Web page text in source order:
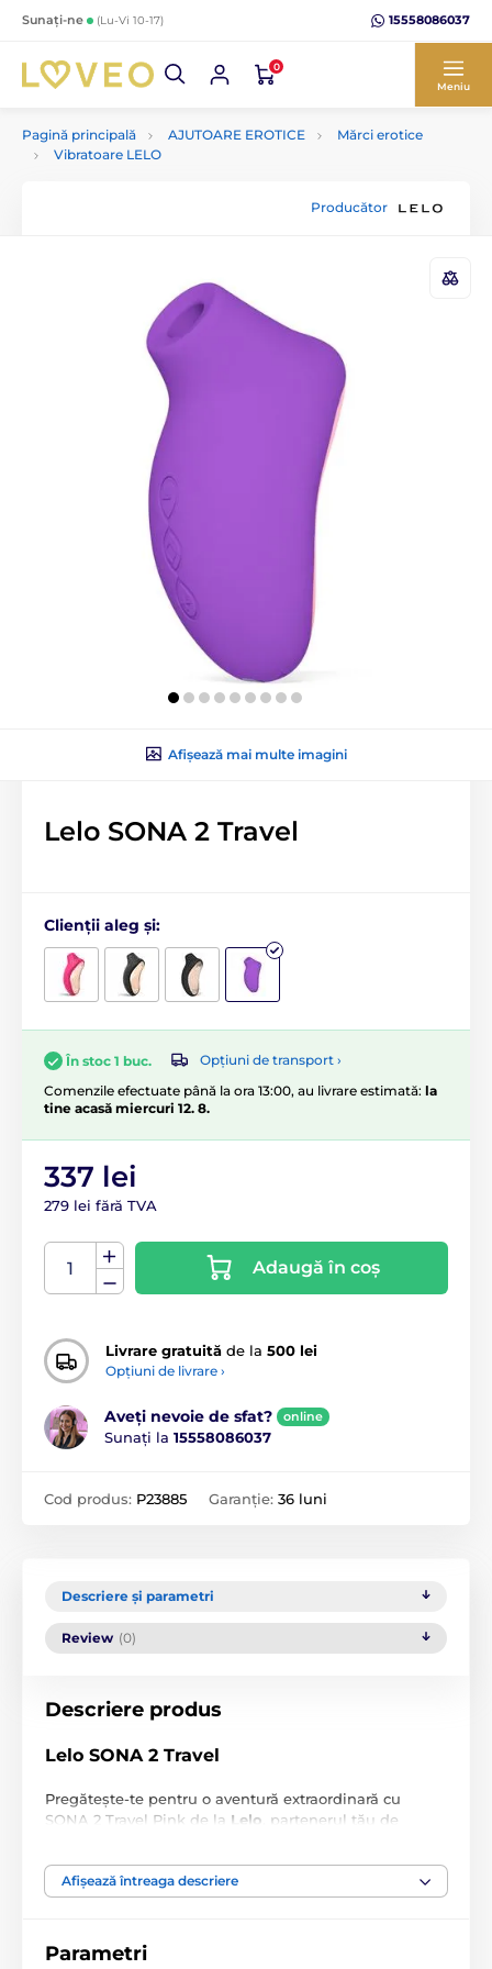
Sunați-ne (Lu-Vi 10-17) 15558086037
0
Meniu
Pagină principală AJUTOARE EROTICE
Mărci erotice
Vibratoare LELO
Producător
Afișează mai multe imagini
Lelo SONA 2 Travel
Clienții aleg și:
În stoc 1 buc.
Opțiuni de transport ›
Comenzile efectuate până la ora 13:00, au livrare estimată: la
tine acasă miercuri 12. 8.
337 lei
279 lei fără TVA
Adaugă în coș
Livrare gratuită de la 500 lei
Opțiuni de livrare ›
Aveți nevoie de sfat? online
Sunați la 15558086037
Cod produs: P23885 Garanție: 36 luni
Descriere și parametri
Review (0)
Descriere produs
Lelo SONA 2 Travel
Pregătește-te pentru o aventură extraordinară cu
SONA 2 Travel Pink de la Lelo , partenerul tău de
ajutor orgasmic instantaneu oriunde te-ai afla, într-un
mod elegant și discret, pentru o experiență uimitoare.
Stimulator clitoridian
Afișează întreaga descriere
Parametri